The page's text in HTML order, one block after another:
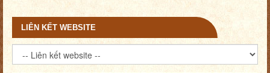
LIÊN KẾT WEBSITE